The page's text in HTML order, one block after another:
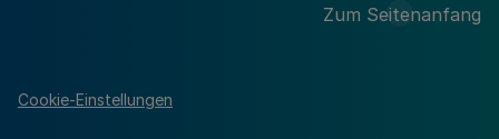
Zum Seitenanfang
Cookie-Einstellungen